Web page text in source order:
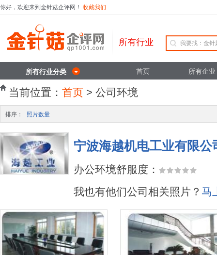
你好，欢迎来到金针菇企评网！ 收藏我们
所有行业
所有行业分类 首页 所有企业
当前位置： 首页 > 公司环境
排序： 照片数量
宁波海越机电工业有限公
办公环境舒服度：
我也有他们公司相关照片？ 马